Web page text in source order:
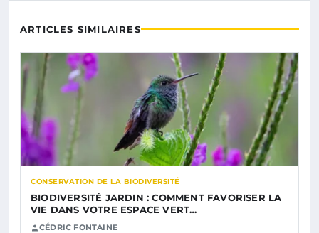
ARTICLES SIMILAIRES
CONSERVATION DE LA BIODIVERSITÉ
BIODIVERSITÉ JARDIN : COMMENT FAVORISER LA
VIE DANS VOTRE ESPACE VERT…
CÉDRIC FONTAINE